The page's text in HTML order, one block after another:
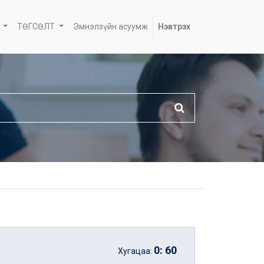
ТӨГСӨЛТ Эмнэлзүйн асуумж Нэвтрэх
Хугацаа: 0: 60